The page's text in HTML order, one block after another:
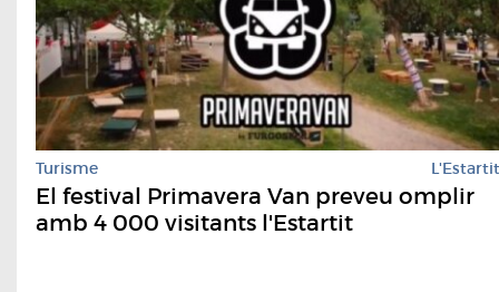
Turisme L'Estartit
El festival Primavera Van preveu omplir
amb 4 000 visitants l'Estartit